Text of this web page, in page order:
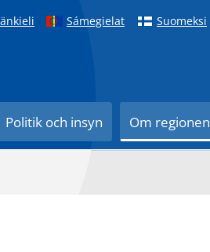
Sámegielat Suomeksi
Politik och insyn Om regionen